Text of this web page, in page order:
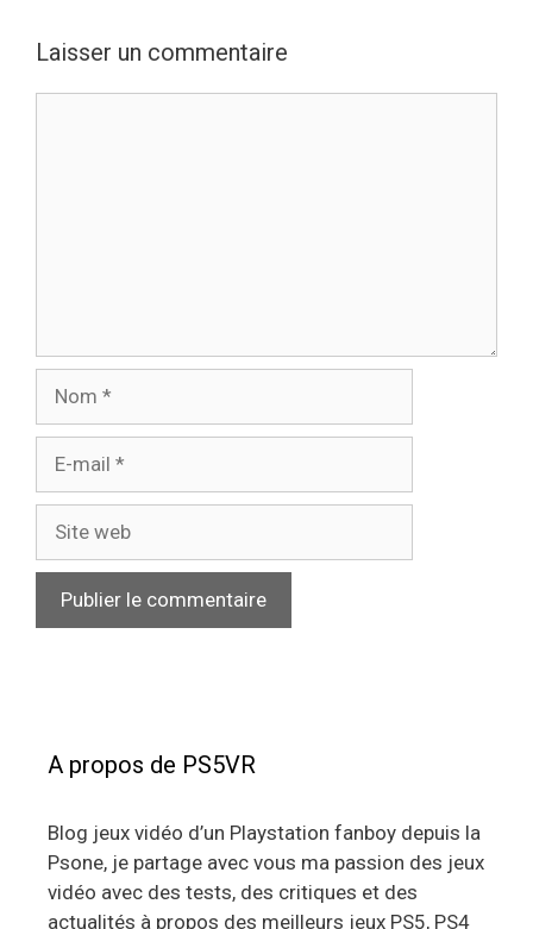
Laisser un commentaire
mail
web
A propos de PS5VR
Blog jeux vidéo d’un Playstation fanboy depuis la
Psone, je partage avec vous ma passion des jeux
vidéo avec des tests, des critiques et des
actualités à propos des meilleurs jeux PS5, PS4